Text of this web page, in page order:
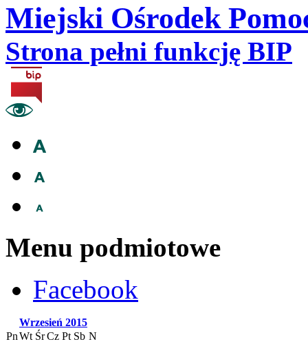
Miejski Ośrodek
Strona pełni funkcję BIP
Menu podmiotowe
Facebook
Wrzesień 2015
PnWt ŚrCz Pt Sb N